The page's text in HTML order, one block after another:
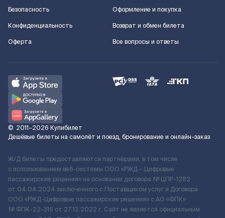
Безопасность
Конфиденциальность
Оферта
Оформление и покупка
Возврат и обмен билета
Все вопросы и ответы
© 2011–2026 Купибилет
Дешёвые билеты на самолёт и поезд, бронирование и онлайн-заказ
Ж/Д билеты предоставляются партнёрами, в том числе
с использованием веб-системы ООО «РЖД – Цифровые
пассажирские решения» на основании договора № ЦПР-1282
от 04.04.2024 заключенного с Поставщиком услуг и Договора
ООО «РЖД-Цифровые пассажирские решения» c АО «ФПК»
№ ФПК-22-316 от 27.12.2022 г. Сайт не является официальным